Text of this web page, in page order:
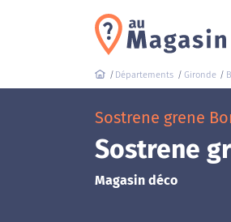
Départements Gironde
Sostrene grene
Sostrene
Magasin déco